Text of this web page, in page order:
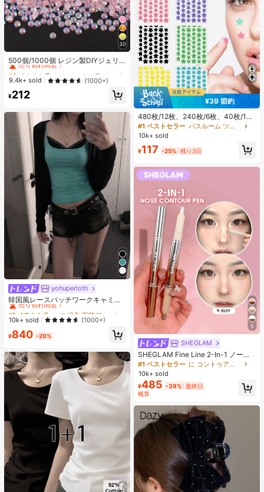
30
500個/1000個 レジン製DIYジェリ
ーフラットバックラインストーン、
ミニラウンドラインストーン、スマ
ホケース、カップ、靴、ブーツ、衣
類装飾、ハンドメイドDIYアイドル
ファン、ネームタグ用
売り切れ間近！
#3 ベストセラー
売り切れ間近！
#3 ベストセラー
売り切れ間近！
#3 ベストセラー
に ベストセラーの裁縫用品 アパレル縫製・生地
売り切れ間近！
9.4k+ sold (1000+)
¥212
yohuperloth
韓国風レースパッチワークキャミソ
ールタンクトップ、Y2Kエステティ
ック、ストリートウェアカジュアル
サマー
#1 ベストセラー
売り切れ間近！
#1 ベストセラー
売り切れ間近！
#1 ベストセラー
売り切れ間近！
#1 ベストセラー
売り切れ間近！
10k+ sold (1000+)
¥840 -20%
¥39 節約
480枚/12枚、240枚/6枚、40枚/1
枚、フェイススターシール、ハロウ
ィン装飾シール、クリスマス装飾シ
ルな装飾シール、パーティー・ホリ
デー写真装飾用、フェイス装飾シー
ル、パーティー装飾シール、ルーム
デコレーション、バニティ、寝室、
旅行、旅行必需品、装飾アクセサリ
ー、経済的で実用的、ストッキング
スタッファー、メイクアップツー
ル、手頃な商品、ギフト、ノベルテ
ィ、女性向けギフト、クリスマスギ
フト、エステティック
#1 ベストセラー
バスルーム ツールアクセサリ
10k+ sold
¥117 -25% 残り3日
5
SHEGLAM
SHEGLAM Fine Line 2-In-1 ノーズ
コンター&ハイライトペン-Buff ノー
ズシャドウ シェーディング 女性と女
の子のためのブランドビューティー
コスメメイクアップ
#1 ベストセラー
に コントゥア＆ブロンザー
10k+ sold
¥485 -39% 最終日
概算